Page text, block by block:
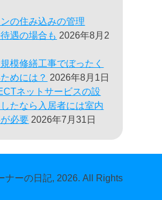
の住み込みの管理
遇の場合も 2026年8月2
模修繕工事でぼったく
めには？ 2026年8月1日
ネットサービスの設
たなら入居者には室内
必要 2026年7月31日
ナーの日記, 2026. All Rights